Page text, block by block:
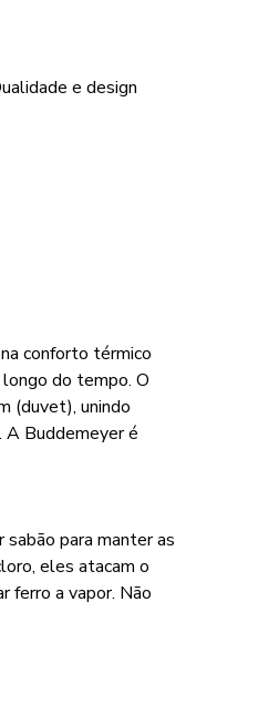
e design
conforto térmico
do tempo. O
(duvet), unindo
A Buddemeyer é
para manter as
eles atacam o
ferro a vapor. Não